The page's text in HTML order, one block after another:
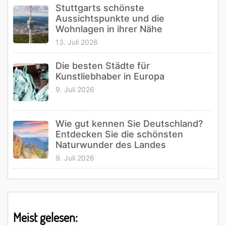
Stuttgarts schönste
Aussichtspunkte und die
Wohnlagen in ihrer Nähe
13. Juli 2026
Die besten Städte für
Kunstliebhaber in Europa
9. Juli 2026
Wie gut kennen Sie Deutschland?
Entdecken Sie die schönsten
Naturwunder des Landes
9. Juli 2026
Meist gelesen: